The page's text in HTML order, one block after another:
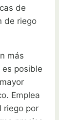
de
de riego
más
posible
Emplea
riego por